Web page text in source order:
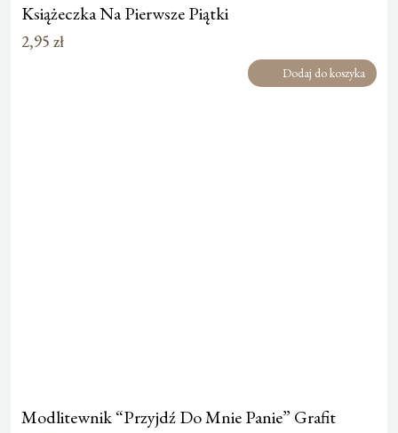
Książeczka Na Pierwsze Piątki
2,95 zł
Dodaj do koszyka
Modlitewnik “Przyjdź Do Mnie Panie” Grafit